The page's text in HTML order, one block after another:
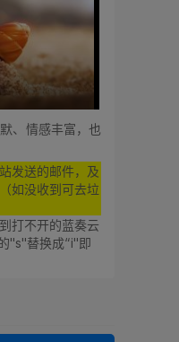
、情感丰富，也
发送的邮件，及
如没收到可去垃
打不开的蓝奏云
"s"替换成“i"即